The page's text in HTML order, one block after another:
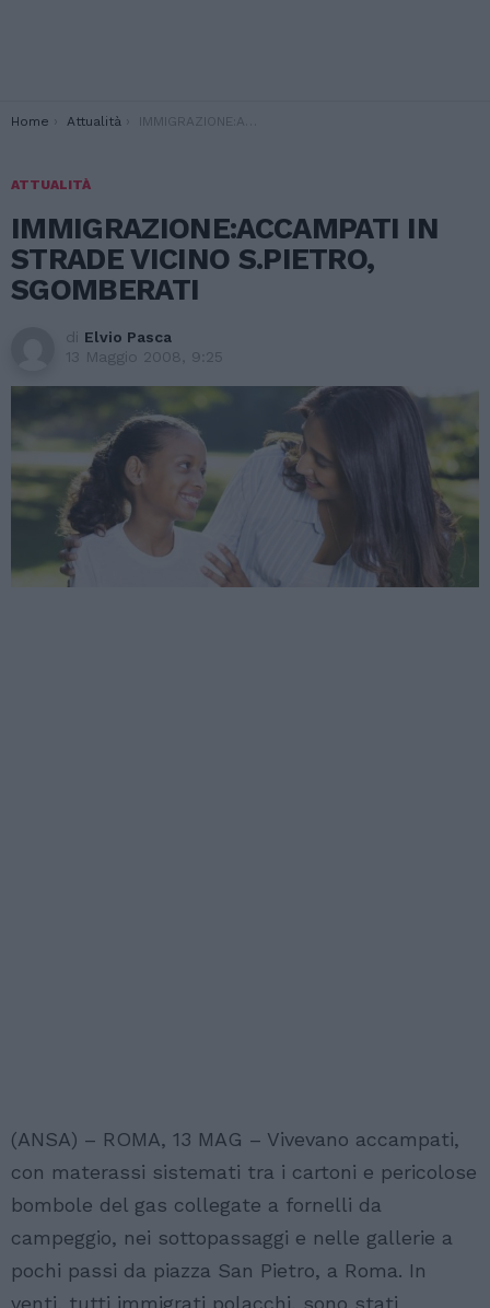
You are here:
Home Attualità IMMIGRAZIONE:ACCAMPATI IN STRADE VICINO S.PIETRO, SGOMBERATI
ATTUALITÀ
IMMIGRAZIONE:ACCAMPATI IN
STRADE VICINO S.PIETRO,
SGOMBERATI
di Elvio Pasca
13 Maggio 2008, 9:25
(ANSA) – ROMA, 13 MAG – Vivevano accampati,
con materassi sistemati tra i cartoni e pericolose
bombole del gas collegate a fornelli da
campeggio, nei sottopassaggi e nelle gallerie a
pochi passi da piazza San Pietro, a Roma. In